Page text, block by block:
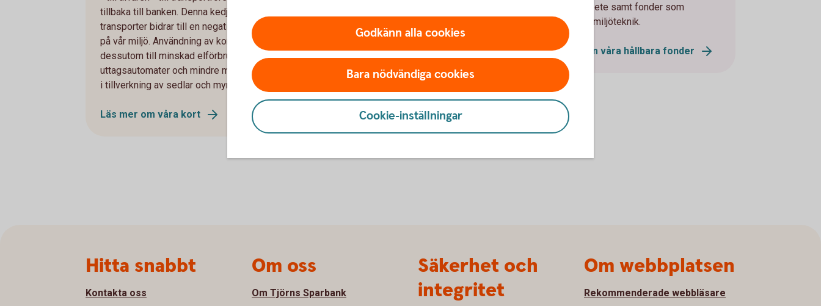
tillbaka till banken. Denna kedja av
transporter bidrar till en negativ påverkan
på vår miljö. Användning av kort bidrar
dessutom till minskad elförbrukning från
uttagsautomater och mindre metallåtgång
i tillverkning av sedlar och mynt.
Läs mer om våra kort
internetbanken via så kallad e-faktura.
Dessutom blir autogiro med e-avisering
Läs mer om internetbanken
och miljöarbete samt fonder som
investerar i miljöteknik.
Lås mer om våra hållbara fonder
Godkänn alla cookies
Bara nödvändiga cookies
Cookie-inställningar
Hitta snabbt
Kontakta oss
Om oss
Om Tjörns Sparbank
Säkerhet och
integritet
Om webbplatsen
Rekommenderade webbläsare